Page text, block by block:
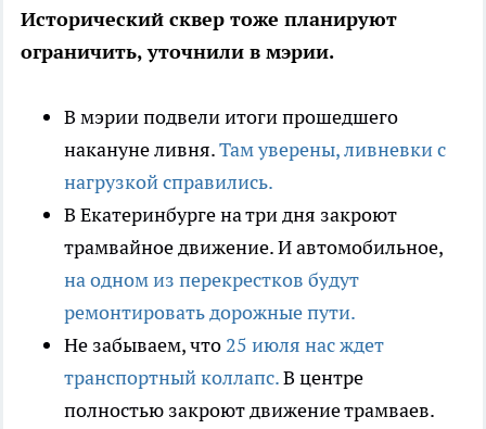
Исторический сквер тоже планируют
ограничить, уточнили в мэрии.
В мэрии подвели итоги прошедшего
накануне ливня.Там уверены, ливневки с
нагрузкой справились.
В Екатеринбурге на три дня закроют
трамвайное движение. И автомобильное,
на одном из перекрестков будут
ремонтировать дорожные пути.
Не забываем, что 25 июля нас ждет
транспортный коллапс.В центре
полностью закроют движение трамваев.